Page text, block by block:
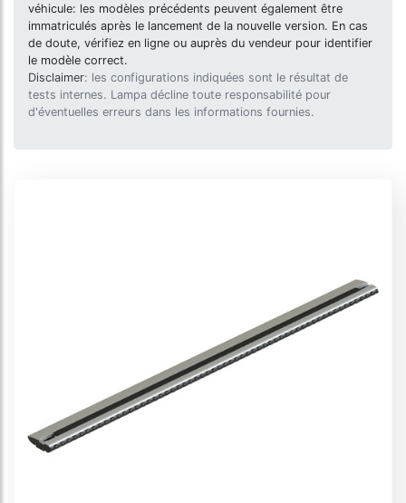
véhicule: les modèles précédents peuvent également être
immatriculés après le lancement de la nouvelle version. En cas
de doute, vérifiez en ligne ou auprès du vendeur pour identifier
le modèle correct.
Disclaimer: les configurations indiquées sont le résultat de
tests internes. Lampa décline toute responsabilité pour
d'éventuelles erreurs dans les informations fournies.